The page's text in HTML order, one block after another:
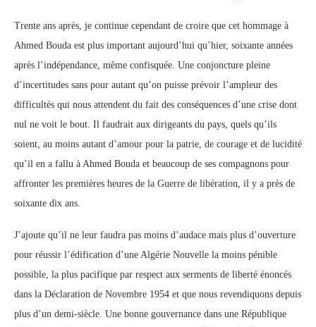
Trente ans après, je continue cependant de croire que cet hommage à
Ahmed Bouda est plus important aujourd’hui qu’hier, soixante années
après l’indépendance, même confisquée. Une conjoncture pleine
d’incertitudes sans pour autant qu’on puisse prévoir l’ampleur des
difficultés qui nous attendent du fait des conséquences d’une crise dont
nul ne voit le bout. Il faudrait aux dirigeants du pays, quels qu’ils
soient, au moins autant d’amour pour la patrie, de courage et de lucidité
qu’il en a fallu à Ahmed Bouda et beaucoup de ses compagnons pour
affronter les premières heures de la Guerre de libération, il y a près de
soixante dix ans.
J’ajoute qu’il ne leur faudra pas moins d’audace mais plus d’ouverture
pour réussir l’édification d’une Algérie Nouvelle la moins pénible
possible, la plus pacifique par respect aux serments de liberté énoncés
dans la Déclaration de Novembre 1954 et que nous revendiquons depuis
plus d’un demi-siècle. Une bonne gouvernance dans une République